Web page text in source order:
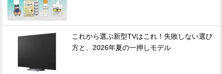
これから選ぶ新型TVはこれ！失敗しない選び
方と、2026年夏の一押しモデル